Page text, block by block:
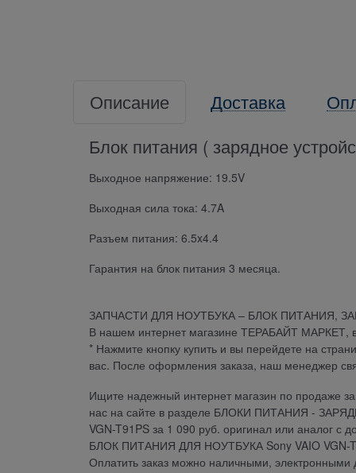
Описание Доставка
Блок питания ( зарядное
Выходное напряжение: 19.5V
Выходная сила тока: 4.7A
Разъем питания: 6.5x4.4
Гарантия на блок питания 3 месяца.
ЗАПЧАСТИ ДЛЯ НОУТБУКА – БЛОК ПИТАНИЯ,
В нашем интернет магазине ТЕРАБАЙТ МАРКЕТ,
* Нажмите кнопку купить и вы перейдете на
вас. После оформления заказа, наш менеджер
Ищите надежный интернет магазин по продаже
нас на сайте в разделе БЛОКИ ПИТАНИЯ -
VGN-T91PS за 1 090 руб. оригинал или аналог с
БЛОК ПИТАНИЯ ДЛЯ НОУТБУКА Sony VAIO VGN-
Оплатить заказ можно наличными, электронными